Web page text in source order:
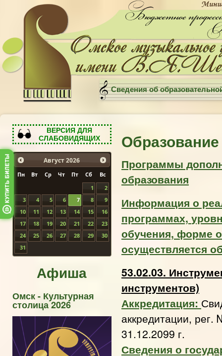
Сведения об
ВЕРСИЯ ДЛЯ
СЛАБОВИДЯЩИХ
Август 2026
Пн Вт Ср Чт Пт Сб
Вс
1
2
3
4 5 6 7 8
9
10
11 12 13 14 15
16
17
18 19 20 21 22
23
24
25 26 27 28 29
30
31
Афиша
Омск - Культурная
столица 2026
Образование
Программы
образования
Информация о
программах,
обучения, форме
осуществляется
53.02.03.
инструментов)
Аккредитация:
аккредитации,
31.12.2099 г.
Сведения о